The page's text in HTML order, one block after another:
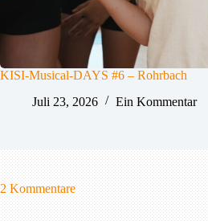
KISI-Musical-DAYS #6 – Rohrbach
Juli 23, 2026
Ein Kommentar
2 Kommentare